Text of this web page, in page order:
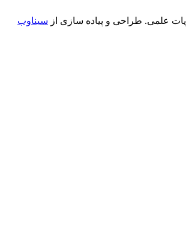
علمی. طراحی و پیاده سازی از سیناوب